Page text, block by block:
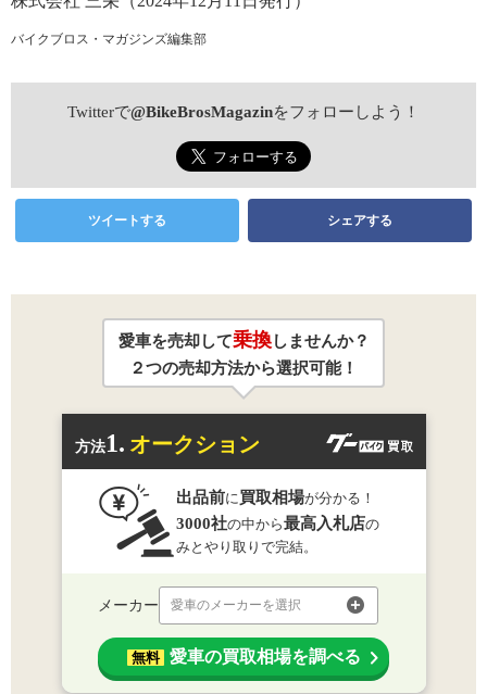
バイクブロス・マガジンズ編集部
Twitterで@BikeBrosMagazinをフォローしよう！
ツイートする シェアする
愛車を売却して乗換しませんか？
２つの売却方法から選択可能！
方法1. オークション
出品前に買取相場が分かる！
3000社の中から最高入札店の
みとやり取りで完結。
メーカー 愛車のメーカーを選択
無料 愛車の買取相場を調べる